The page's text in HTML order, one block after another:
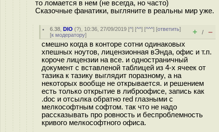
то ломается в нем (не всегда, но часто)
Сказочные фанатики, выгляните в реальны мир уже.
6.38 ,DIO (?), 10:36, 27/09/2019 [^] [^^] [^^^] [ответить]
[к модератору] + / –
смешно когда в конторе сотни одинаковых
хпешных ноутов, лицензионная вЭнда, офис и т.п.
короче лицензии на все. и одностраничный
документ с вставленой таблицей из 4-х ячеек от
тазика к тазику выглядит поразному, а на
некоторых вообще не открывается. и решением
есть только открытие в либроофисе, запись как
.doc и отсылка обратно red глазными с
мелкософтным софтом. так что не надо
рассказывать про ровность и беспроблемность
кривого мелкософтного офиса.